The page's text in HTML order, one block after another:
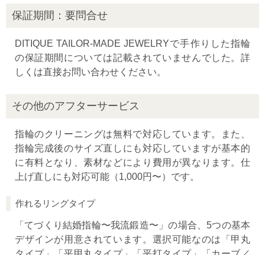
保証期間：要問合せ
DITIQUE TAILOR-MADE JEWELRYで手作りした指輪
の保証期間については記載されていませんでした。詳
しくは直接お問い合わせください。
その他のアフターサービス
指輪のクリーニングは無料で対応しています。また、
指輪完成後のサイズ直しにも対応していますが基本的
に有料となり、素材などにより費用が異なります。仕
上げ直しにも対応可能（1,000円〜）です。
作れるリングタイプ
「てづくり結婚指輪〜我流鍛造〜」の場合、5つの基本
デザインが用意されています。選択可能なのは「甲丸